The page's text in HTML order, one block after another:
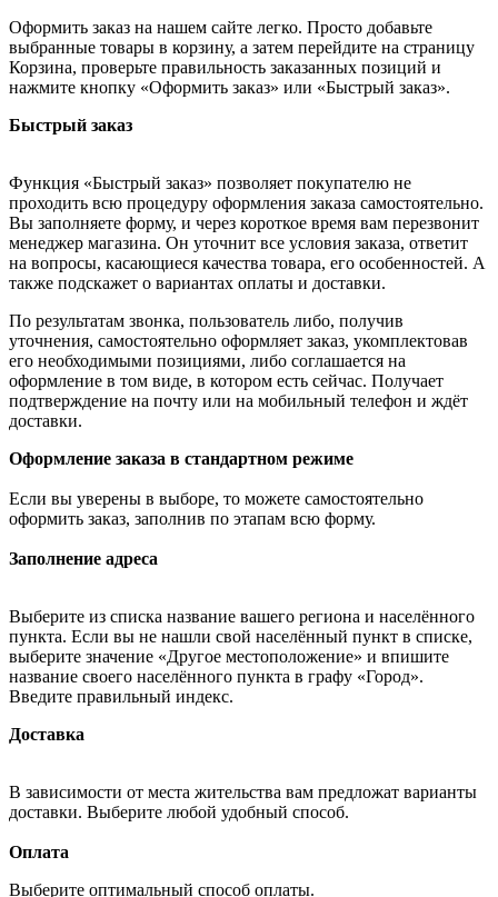
Оформить заказ на нашем сайте легко. Просто добавьте
выбранные товары в корзину, а затем перейдите на страницу
Корзина, проверьте правильность заказанных позиций и
нажмите кнопку «Оформить заказ» или «Быстрый заказ».
Быстрый заказ
Функция «Быстрый заказ» позволяет покупателю не
проходить всю процедуру оформления заказа самостоятельно.
Вы заполняете форму, и через короткое время вам перезвонит
менеджер магазина. Он уточнит все условия заказа, ответит
на вопросы, касающиеся качества товара, его особенностей. А
также подскажет о вариантах оплаты и доставки.
По результатам звонка, пользователь либо, получив
уточнения, самостоятельно оформляет заказ, укомплектовав
его необходимыми позициями, либо соглашается на
оформление в том виде, в котором есть сейчас. Получает
подтверждение на почту или на мобильный телефон и ждёт
доставки.
Оформление заказа в стандартном режиме
Если вы уверены в выборе, то можете самостоятельно
оформить заказ, заполнив по этапам всю форму.
Заполнение адреса
Выберите из списка название вашего региона и населённого
пункта. Если вы не нашли свой населённый пункт в списке,
выберите значение «Другое местоположение» и впишите
название своего населённого пункта в графу «Город».
Введите правильный индекс.
Доставка
В зависимости от места жительства вам предложат варианты
доставки. Выберите любой удобный способ.
Оплата
Выберите оптимальный способ оплаты.